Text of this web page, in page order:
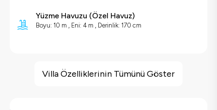
Yüzme Havuzu (Özel Havuz)
Boyu: 10 m , Eni: 4 m , Derinlik: 170 cm
Havuz Isıtma
Villa Özelliklerinin Tümünü Göster